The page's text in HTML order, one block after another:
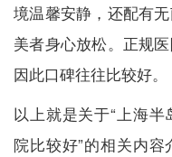
境温馨安静，还配有
美者身心放松。正规
因此口碑往往比较好。
以上就是关于“上海
院比较好”的相关内